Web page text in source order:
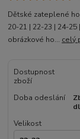
Dětské zateplené
20-21 | 22-23 | 24-
obrázkové ho... celý
Dostupnost
zboží
Doba odeslání
Velikost